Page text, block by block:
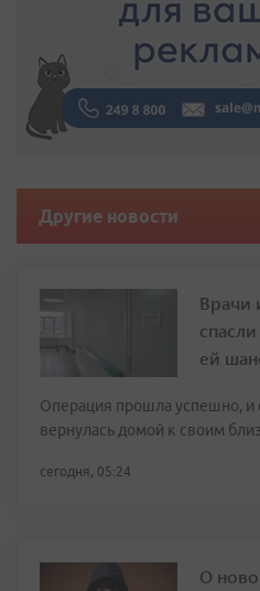
Другие новости
Врачи
ей
Операция прошла успешно, и
вернулась домой к своим
сегодня, 05:24
О